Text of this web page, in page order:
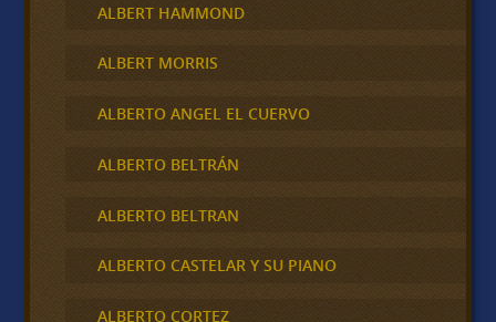
ALBERT HAMMOND
ALBERT MORRIS
ALBERTO ANGEL EL CUERVO
ALBERTO BELTRÁN
ALBERTO BELTRAN
ALBERTO CASTELAR Y SU PIANO
ALBERTO CORTEZ